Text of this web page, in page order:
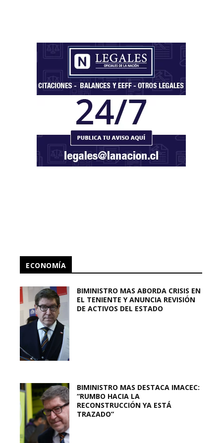
ECONOMÍA
BIMINISTRO MAS ABORDA CRISIS EN
EL TENIENTE Y ANUNCIA REVISIÓN
DE ACTIVOS DEL ESTADO
BIMINISTRO MAS DESTACA IMACEC:
“RUMBO HACIA LA
RECONSTRUCCIÓN YA ESTÁ
TRAZADO”